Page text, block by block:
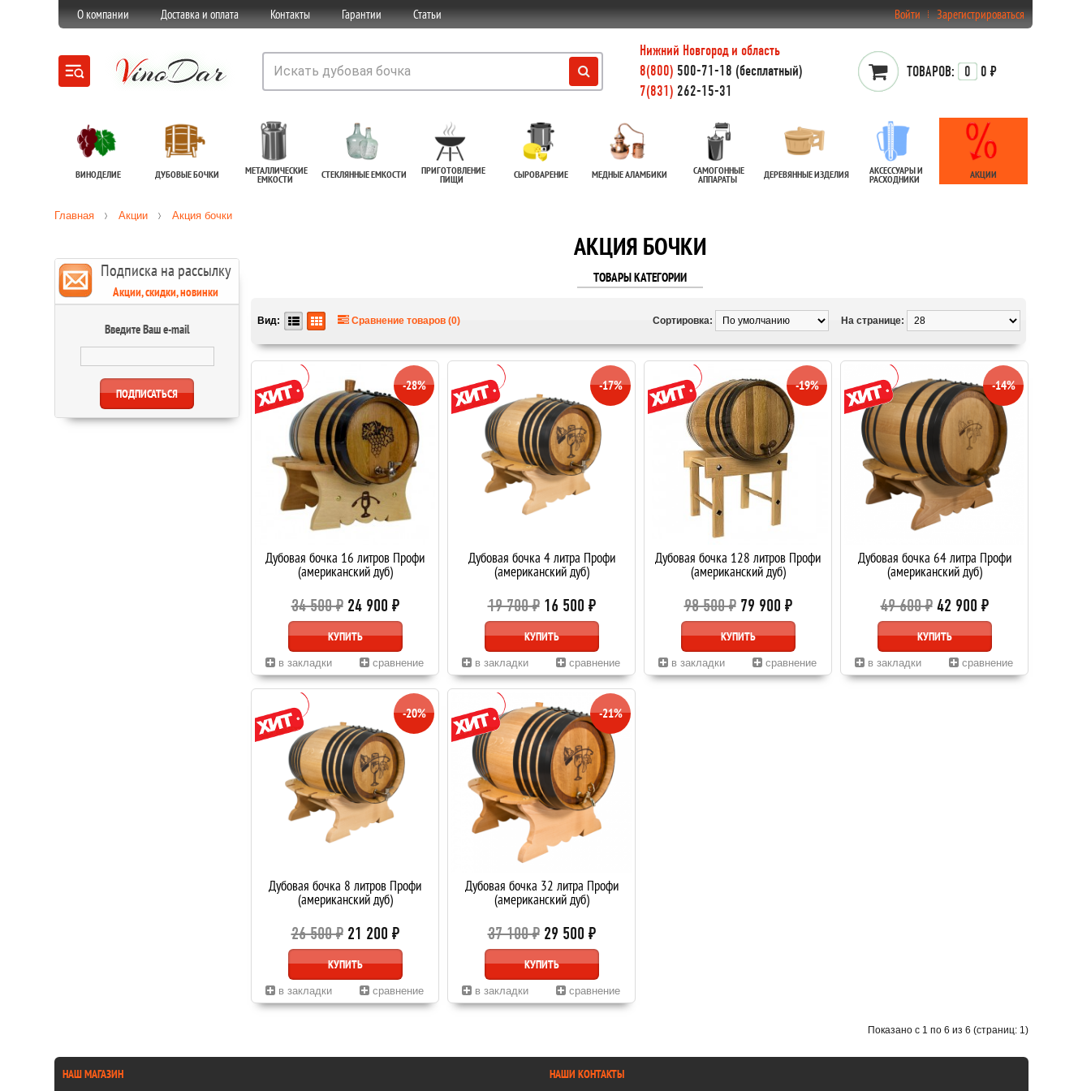
О компании Доставка и оплата Контакты Гарантии Статьи Войти Зарегистрироваться
Нижний Новгород и область
8(800) 500-71-18 (бесплатный)
7(831) 262-15-31
ТОВАРОВ: 0 0 ₽
ВИНОДЕЛИЕ ДУБОВЫЕ БОЧКИ МЕТАЛЛИЧЕСКИЕ
ЕМКОСТИ СТЕКЛЯННЫЕ ЕМКОСТИ ПРИГОТОВЛЕНИЕ
ПИЩИ СЫРОВАРЕНИЕ МЕДНЫЕ АЛАМБИКИ САМОГОННЫЕ
АППАРАТЫ ДЕРЕВЯННЫЕ ИЗДЕЛИЯ АКСЕССУАРЫ И
РАСХОДНИКИ АКЦИИ
Главная Акции Акция бочки
Подписка на рассылку
Акции, скидки, новинки
Введите Ваш e-mail
АКЦИЯ БОЧКИ
ТОВАРЫ КАТЕГОРИИ
Вид: Сравнение товаров (0) На странице:
Сортировка:
Дубовая бочка 16 литров Профи
(американский дуб)
34 500 ₽ 24 900 ₽
-28%
КУПИТЬ
в закладки сравнение
Дубовая бочка 4 литра Профи
(американский дуб)
19 700 ₽ 16 500 ₽
-17%
КУПИТЬ
в закладки сравнение
Дубовая бочка 128 литров Профи
(американский дуб)
98 500 ₽ 79 900 ₽
-19%
КУПИТЬ
в закладки сравнение
Дубовая бочка 64 литра Профи
(американский дуб)
49 600 ₽ 42 900 ₽
-14%
КУПИТЬ
в закладки сравнение
Дубовая бочка 8 литров Профи
(американский дуб)
26 500 ₽ 21 200 ₽
-20%
КУПИТЬ
в закладки сравнение
Дубовая бочка 32 литра Профи
(американский дуб)
37 100 ₽ 29 500 ₽
-21%
КУПИТЬ
в закладки сравнение
Показано с 1 по 6 из 6 (страниц: 1)
НАШ МАГАЗИН НАШИ КОНТАКТЫ